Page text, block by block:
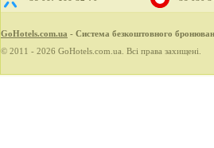
GoHotels.com.ua - Система безкоштовного
© 2011 - 2026 GoHotels.com.ua. Всі права захищені.